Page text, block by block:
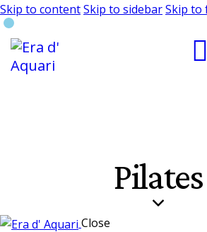
Skip to contentSkip to sidebarSkip to
Pilates
Close